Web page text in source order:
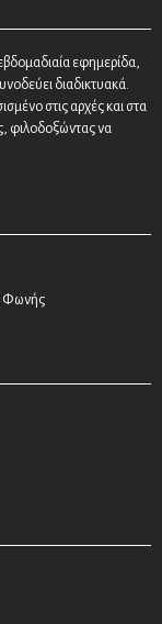
εφημερίδα,
διαδικτυακά.
στις αρχές και στα
φιλοδοξώντας να
Φωνής